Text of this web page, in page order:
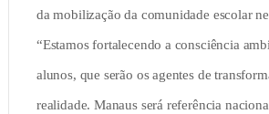
da mobilização da comunidade escolar
“Estamos fortalecendo a consciência
alunos, que serão os agentes de
realidade. Manaus será referência